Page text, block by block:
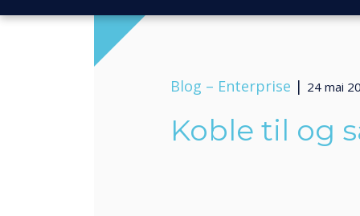
Blog – Enterprise | 24 mai
Koble til og